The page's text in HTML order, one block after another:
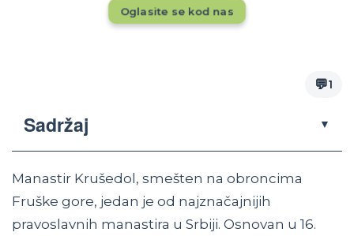
Oglasite se kod nas
💬1
Sadržaj ▼
Manastir Krušedol, smešten na obroncima
Fruške gore, jedan je od najznačajnijih
pravoslavnih manastira u Srbiji. Osnovan u 16.